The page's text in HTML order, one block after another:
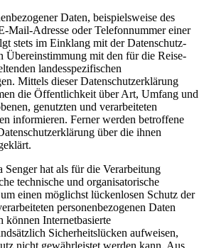
Daten, beispielsweise des
Mail-Adresse oder Telefonnummer einer
stets im Einklang mit der Datenschutz-
Übereinstimmung mit den für die Reise-
landesspezifischen
Mittels dieser Datenschutzerklärung
die Öffentlichkeit über Art, Umfang und
genutzten und verarbeiteten
informieren. Ferner werden betroffene
über die ihnen
hat als für die Verarbeitung
technische und organisatorische
einen möglichst lückenlosen Schutz der
personenbezogenen Daten
können Internetbasierte
Sicherheitslücken aufweisen,
nicht gewährleistet werden kann. Aus